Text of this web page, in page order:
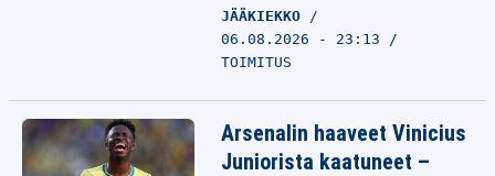
JÄÄKIEKKO
06.08.2026 - 23:13
TOIMITUS
Arsenalin haaveet Vinicius
Juniorista kaatuneet –